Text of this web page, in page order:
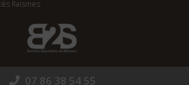
Raismes
07 86 38 54 55
des cookies